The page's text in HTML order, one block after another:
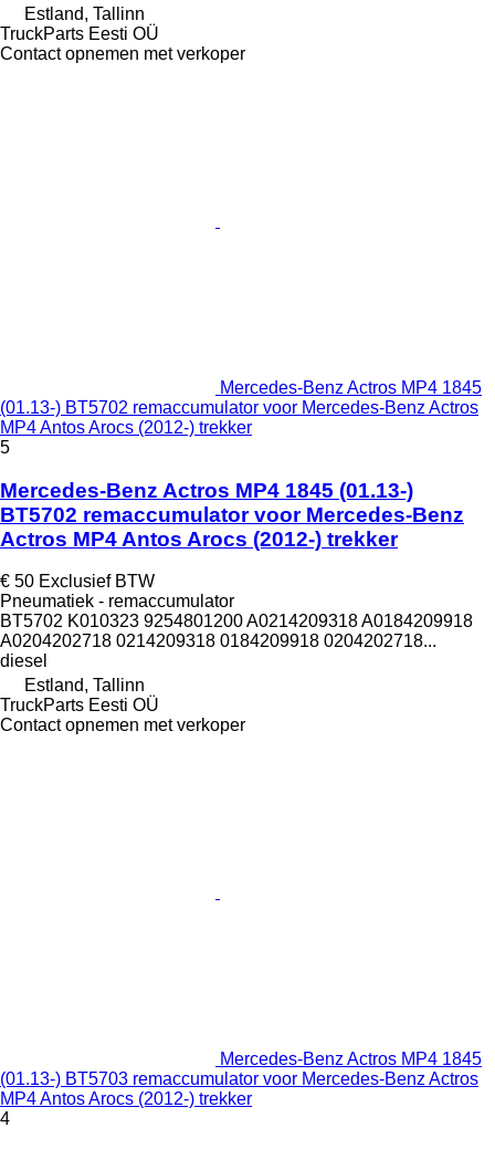
Estland, Tallinn
TruckParts Eesti OÜ
Contact opnemen met verkoper
Mercedes-Benz Actros MP4 1845
(01.13-) BT5702 remaccumulator voor Mercedes-Benz Actros
MP4 Antos Arocs (2012-) trekker
5
Mercedes-Benz Actros MP4 1845 (01.13-)
BT5702 remaccumulator voor Mercedes-Benz
Actros MP4 Antos Arocs (2012-) trekker
€ 50 Exclusief BTW
Pneumatiek - remaccumulator
BT5702 K010323 9254801200 A0214209318 A0184209918
A0204202718 0214209318 0184209918 0204202718...
diesel
Estland, Tallinn
TruckParts Eesti OÜ
Contact opnemen met verkoper
Mercedes-Benz Actros MP4 1845
(01.13-) BT5703 remaccumulator voor Mercedes-Benz Actros
MP4 Antos Arocs (2012-) trekker
4